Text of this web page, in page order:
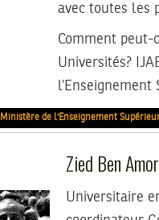
avec toutes les
Comment peut-
Universités?
Ministère de l'Enseignement
Zied Ben Amor
Universitaire